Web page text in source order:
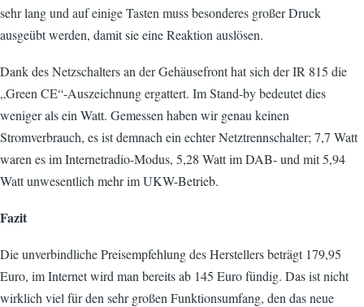
sehr lang und auf einige Tasten muss besonderes großer Druck
ausgeübt werden, damit sie eine Reaktion auslösen.
Dank des Netzschalters an der Gehäusefront hat sich der IR 815 die
„Green CE“-Auszeichnung ergattert. Im Stand-by bedeutet dies
weniger als ein Watt. Gemessen haben wir genau keinen
Stromverbrauch, es ist demnach ein echter Netztrennschalter; 7,7 Watt
waren es im Internetradio-Modus, 5,28 Watt im DAB- und mit 5,94
Watt unwesentlich mehr im UKW-Betrieb.
Fazit
Die unverbindliche Preisempfehlung des Herstellers beträgt 179,95
Euro, im Internet wird man bereits ab 145 Euro fündig. Das ist nicht
wirklich viel für den sehr großen Funktionsumfang, den das neue